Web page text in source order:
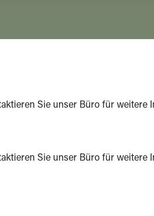
Sie unser Büro für weitere
Sie unser Büro für weitere